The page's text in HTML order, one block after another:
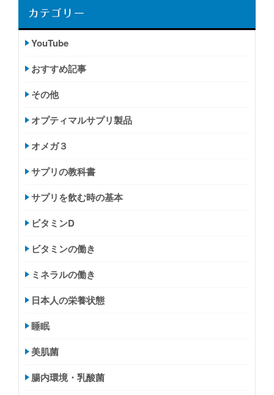
カテゴリー
YouTube
おすすめ記事
その他
オプティマルサプリ製品
オメガ３
サプリの教科書
サプリを飲む時の基本
ビタミンD
ビタミンの働き
ミネラルの働き
日本人の栄養状態
睡眠
美肌菌
腸内環境・乳酸菌